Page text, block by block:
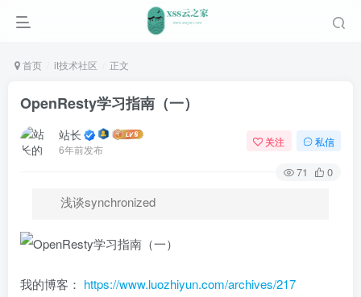
首页 it技术社区 正文
OpenResty学习指南（一）
站长
6年前发布
关注 私信
71 0
浅谈synchronized
我的博客： https://www.luozhiyun.com/archives/217